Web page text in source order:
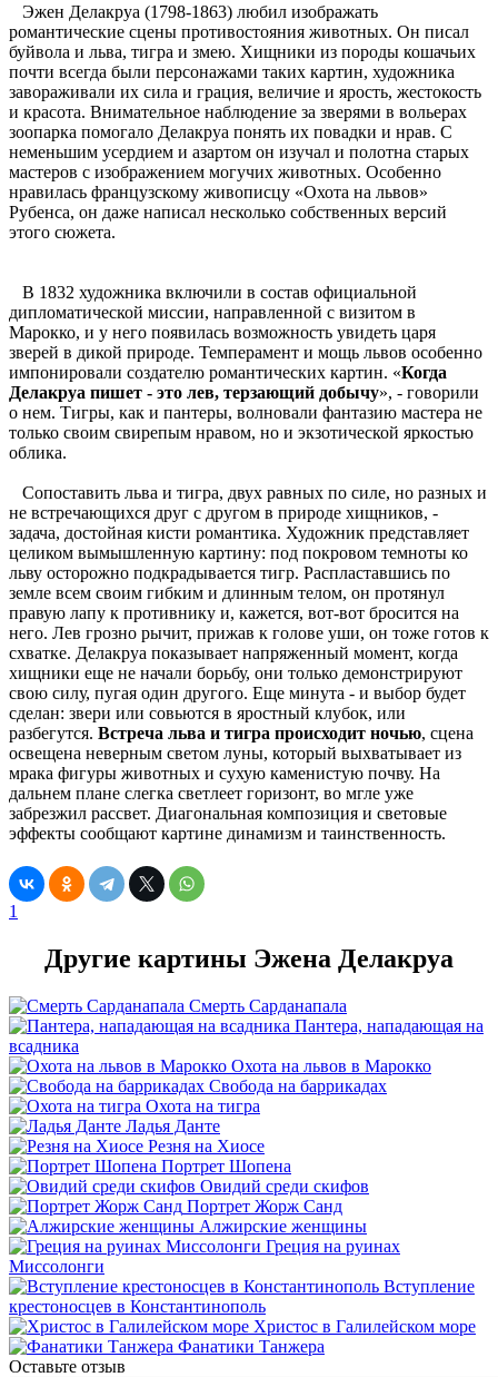
Эжен Делакруа (1798-1863) любил изображать
романтические сцены противостояния животных. Он писал
буйвола и льва, тигра и змею. Хищники из породы кошачьих
почти всегда были персонажами таких картин, художника
завораживали их сила и грация, величие и ярость, жестокость
и красота. Внимательное наблюдение за зверями в вольерах
зоопарка помогало Делакруа понять их повадки и нрав. С
неменьшим усердием и азартом он изучал и полотна старых
мастеров с изображением могучих животных. Особенно
нравилась французскому живописцу «Охота на львов»
Рубенса, он даже написал несколько собственных версий
этого сюжета.
В 1832 художника включили в состав официальной
дипломатической миссии, направленной с визитом в
Марокко, и у него появилась возможность увидеть царя
зверей в дикой природе. Темперамент и мощь львов особенно
импонировали создателю романтических картин. «Когда
Делакруа пишет - это лев, терзающий добычу», - говорили
о нем. Тигры, как и пантеры, волновали фантазию мастера не
только своим свирепым нравом, но и экзотической яркостью
облика.
Сопоставить льва и тигра, двух равных по силе, но разных и
не встречающихся друг с другом в природе хищников, -
задача, достойная кисти романтика. Художник представляет
целиком вымышленную картину: под покровом темноты ко
льву осторожно подкрадывается тигр. Распластавшись по
земле всем своим гибким и длинным телом, он протянул
правую лапу к противнику и, кажется, вот-вот бросится на
него. Лев грозно рычит, прижав к голове уши, он тоже готов к
схватке. Делакруа показывает напряженный момент, когда
хищники еще не начали борьбу, они только демонстрируют
свою силу, пугая один другого. Еще минута - и выбор будет
сделан: звери или совьются в яростный клубок, или
разбегутся. Встреча льва и тигра происходит ночью, сцена
освещена неверным светом луны, который выхватывает из
мрака фигуры животных и сухую каменистую почву. На
дальнем плане слегка светлеет горизонт, во мгле уже
забрезжил рассвет. Диагональная композиция и световые
эффекты сообщают картине динамизм и таинственность.
1
Другие картины Эжена Делакруа
Смерть Сарданапала
Пантера, нападающая на
всадника
Охота на львов в Марокко
Свобода на баррикадах
Охота на тигра
Ладья Данте
Резня на Хиосе
Портрет Шопена
Овидий среди скифов
Портрет Жорж Санд
Алжирские женщины
Греция на руинах
Миссолонги
Вступление
крестоносцев в Константинополь
Христос в Галилейском море
Фанатики Танжера
Оставьте отзыв